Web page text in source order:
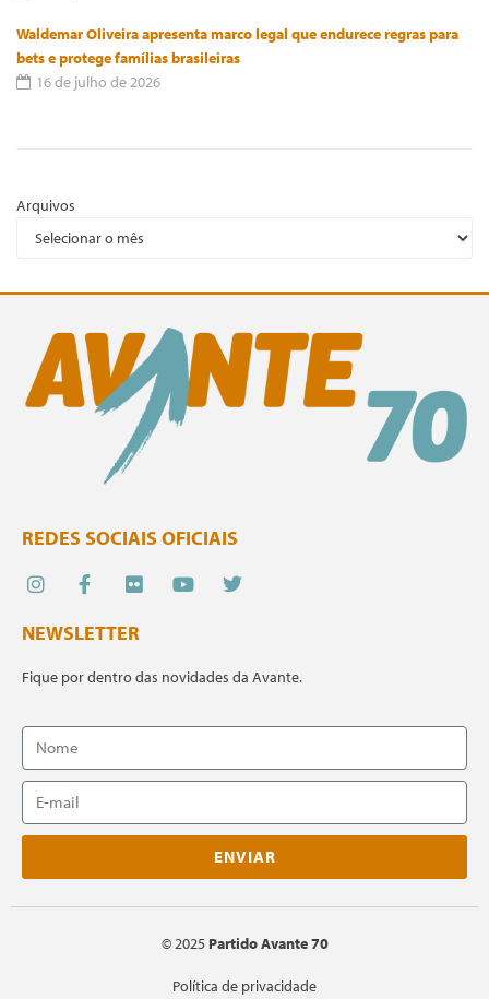
Waldemar Oliveira apresenta marco legal que endurece regras para
bets e protege famílias brasileiras
16 de julho de 2026
Arquivos
REDES SOCIAIS OFICIAIS
NEWSLETTER
Fique por dentro das novidades da Avante.
ENVIAR
© 2025Partido Avante 70
Política de privacidade